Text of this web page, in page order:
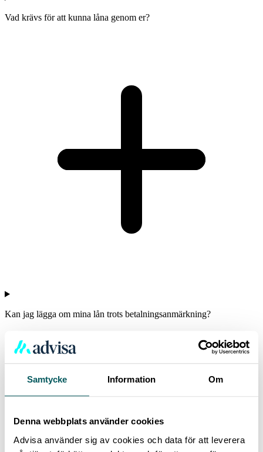
Samtycke Information Om
Denna webbplats använder cookies
Advisa använder sig av cookies och data för att leverera
Vad krävs för att kunna låna genom er?
Kan jag lägga om mina lån trots betalningsanmärkning?